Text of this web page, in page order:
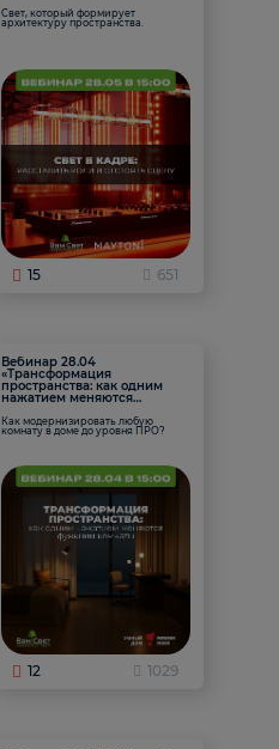
Свет, который формирует
архитектуру пространства.
15 651
Вебинар 28.04
«Трансформация
пространства: как одним
нажатием меняются
Как модернизировать любую
комнату в доме до уровня ПРО?
12 1029